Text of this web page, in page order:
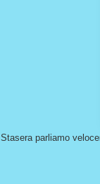
Stasera parliamo